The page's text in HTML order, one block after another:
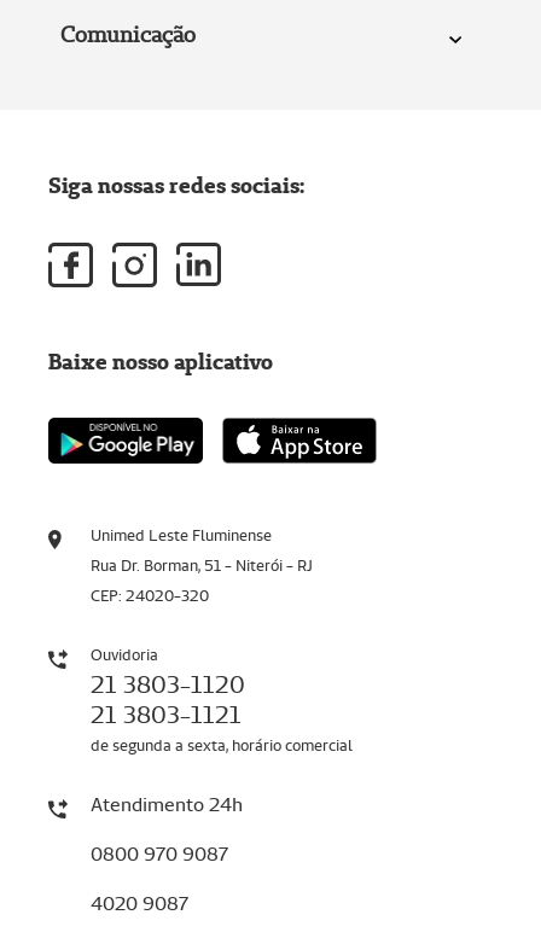
Comunicação
Unimed Leste Fluminense
Rua Dr. Borman, 51 - Niterói - RJ
CEP: 24020-320
Ouvidoria
21 3803-1120
21 3803-1121
de segunda a sexta, horário comercial
Atendimento 24h
0800 970 9087
4020 9087
Siga nossas redes sociais:
Baixe nosso aplicativo